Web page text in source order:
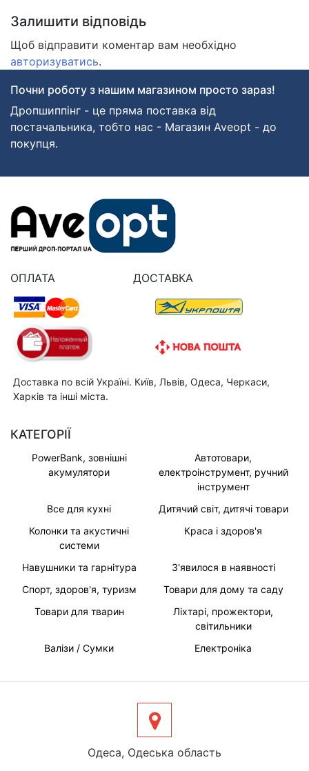
Залишити відповідь
Щоб відправити коментар вам необхідно
авторизуватись.
Почни роботу з нашим магазином просто зараз!
Дропшиппінг - це пряма поставка від
постачальника, тобто нас - Магазин Aveopt - до
покупця.
ОПЛАТА ДОСТАВКА
Доставка по всій Україні. Київ, Львів, Одеса, Черкаси,
Харків та інші міста.
КАТЕГОРІЇ
PowerBank, зовнішні
акумулятори
Автотовари,
електроінструмент, ручний
інструмент
Все для кухні
Дитячий світ, дитячі товари
Колонки та акустичні
системи
Краса і здоров'я
Навушники та гарнітура
З'явилося в наявності
Спорт, здоров'я, туризм
Товари для дому та саду
Товари для тварин
Ліхтарі, прожектори,
світильники
Валізи / Сумки
Електроніка
Одеса, Одеська область